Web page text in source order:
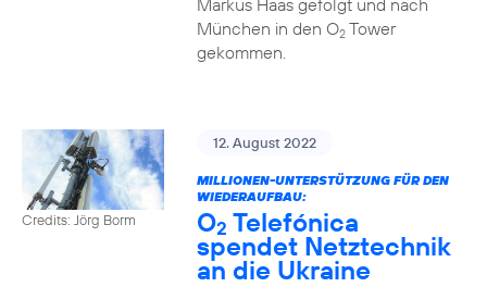
Markus Haas gefolgt und nach
München in den O2Tower
gekommen.
Credits: Jörg Borm
12. August 2022
MILLIONEN-UNTERSTÜTZUNG FÜR DEN
WIEDERAUFBAU:
O2 Telefónica
spendet Netztechnik
an die Ukraine